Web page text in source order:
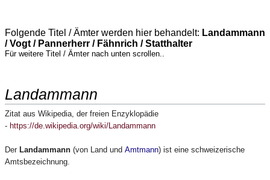
Folgende Titel / Ämter werden hier behandelt: Landammann
/ Vogt / Pannerherr / Fähnrich / Statthalter
Für weitere Titel / Ämter nach unten scrollen..
Landammann
Zitat aus Wikipedia, der freien Enzyklopädie
- https://de.wikipedia.org/wiki/Landammann
Der Landammann (von Land und Amtmann) ist eine schweizerische
Amtsbezeichnung.